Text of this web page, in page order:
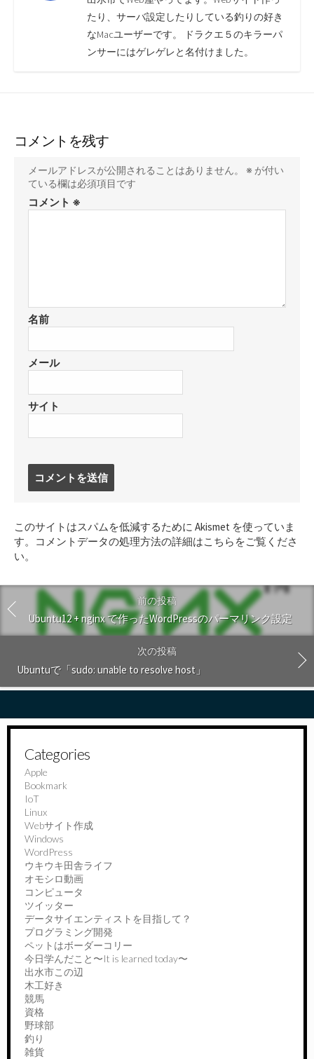
たり、サーバ設定したりしている釣りの好き
なMacユーザーです。 ドラクエ５のキラーパ
ンサーにはゲレゲレと名付けました。
コメントを残す
メールアドレスが公開されることはありません。 ※ が付い
ている欄は必須項目です
コメント ※
名前
メール
サイト
す
る
このサイトはスパムを低減するために Akismet を使っていま
す。
コメントデータの処理方法の詳細はこちらをご覧くださ
い。
前の投稿
Ubuntu12 + nginx で作ったWordPressのパーマリンク設定
次の投稿
Ubuntuで「sudo: unable to resolve host」
Categories
Apple
Bookmark
IoT
Linux
Webサイト作成
Windows
WordPress
ウキウキ田舎ライフ
オモシロ動画
コンピュータ
ツイッター
データサイエンティストを目指して？
プログラミング開発
ペットはボーダーコリー
今日学んだこと〜It is learned today〜
出水市この辺
木工好き
競馬
資格
野球部
釣り
雑貨